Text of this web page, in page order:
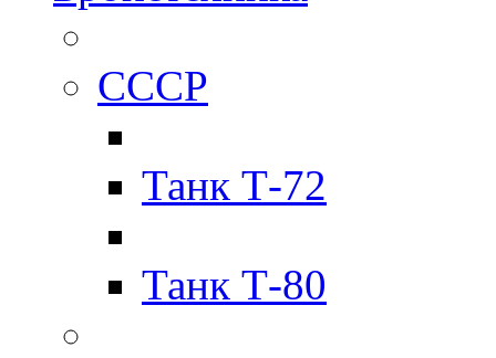
СССР
Танк Т-72
Танк Т-80